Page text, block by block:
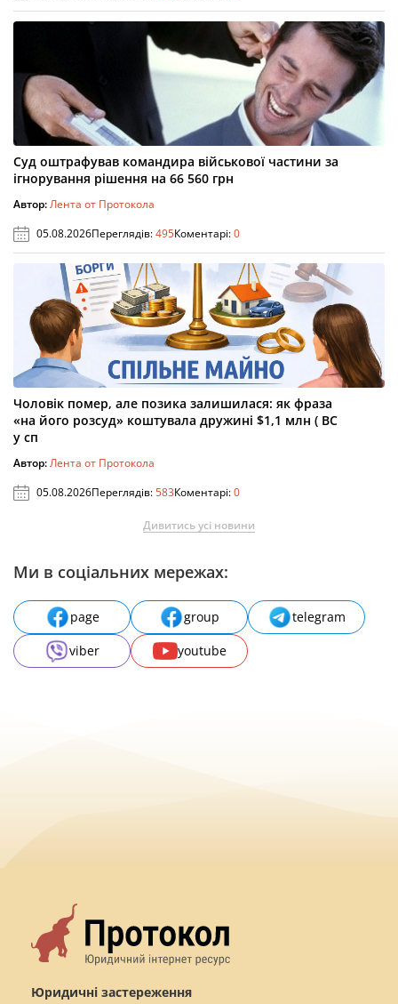
Суд оштрафував командира військової частини за
ігнорування рішення на 66 560 грн
Автор:Лента от Протокола
05.08.2026Переглядів:495Коментарі:0
Чоловік помер, але позика залишилася: як фраза
«на його розсуд» коштувала дружині $1,1 млн ( ВС
у сп
Автор:Лента от Протокола
05.08.2026Переглядів:583Коментарі:0
Дивитись усі новини
Ми в соціальних мережах:
page group
telegram
viber
youtube
Юридичні застереження